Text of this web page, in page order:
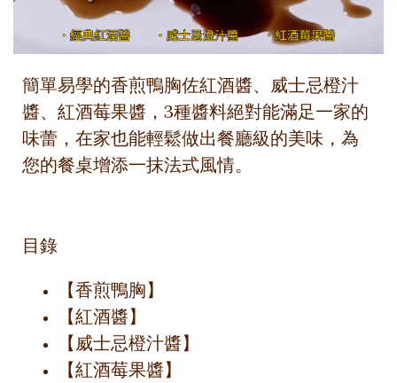
簡單易學的香煎鴨胸佐紅酒醬、威士忌橙汁
醬、紅酒莓果醬，3種醬料絕對能滿足一家的
味蕾，在家也能輕鬆做出餐廳級的美味，為
您的餐桌增添一抹法式風情。
目錄
【香煎鴨胸】
【紅酒醬】
【威士忌橙汁醬】
【紅酒莓果醬】